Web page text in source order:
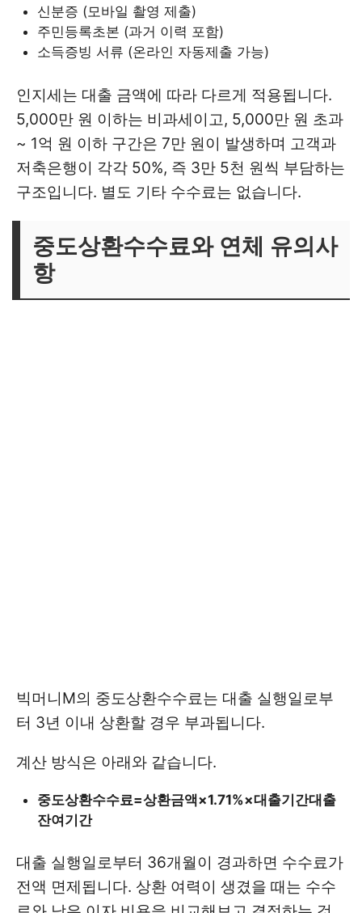
신분증 (모바일 촬영 제출)
주민등록초본 (과거 이력 포함)
소득증빙 서류 (온라인 자동제출 가능)
인지세는 대출 금액에 따라 다르게 적용됩니다.
5,000만 원 이하는 비과세이고, 5,000만 원 초과
~ 1억 원 이하 구간은 7만 원이 발생하며 고객과
저축은행이 각각 50%, 즉 3만 5천 원씩 부담하는
구조입니다. 별도 기타 수수료는 없습니다.
중도상환수수료와 연체 유의사
항
빅머니M의 중도상환수수료는 대출 실행일로부
터 3년 이내 상환할 경우 부과됩니다.
계산 방식은 아래와 같습니다.
중도상환수수료=상환금액×1.71%×대출기간대출
잔여기간​
대출 실행일로부터 36개월이 경과하면 수수료가
전액 면제됩니다. 상환 여력이 생겼을 때는 수수